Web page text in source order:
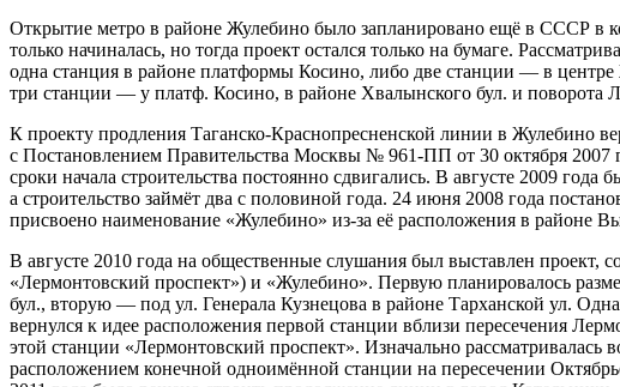
Открытие метро в районе Жулебино было запланировано ещё в СССР в
только начиналась, но тогда проект остался только на бумаге.
одна станция в районе платформы Косино, либо две станции — в
три станции — у платф. Косино, в районе Хвалынского бул. и поворота
К проекту продления Таганско-Краснопресненской линии в Жулебино
с Постановлением Правительства Москвы № 961-ПП от 30 октября 2007
сроки начала строительства постоянно сдвигались. В августе 2009 года
а строительство займёт два с половиной года. 24 июня 2008 года
присвоено наименование «Жулебино» из-за её расположения в районе
В августе 2010 года на общественные слушания был выставлен проект,
«Лермонтовский проспект») и «Жулебино». Первую планировалось
бул., вторую — под ул. Генерала Кузнецова в районе Тарханской ул.
вернулся к идее расположения первой станции вблизи пересечения
этой станции «Лермонтовский проспект». Изначально
расположением конечной одноимённой станции на пересечении